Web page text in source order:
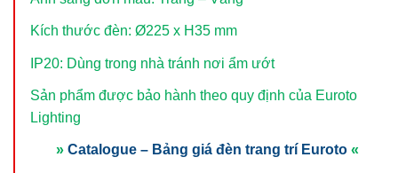
Kích thước đèn: Ø225 x H35 mm
IP20: Dùng trong nhà tránh nơi ẩm ướt
Sản phẩm được bảo hành theo quy định của Euroto
Lighting
» Catalogue – Bảng giá đèn trang trí Euroto «